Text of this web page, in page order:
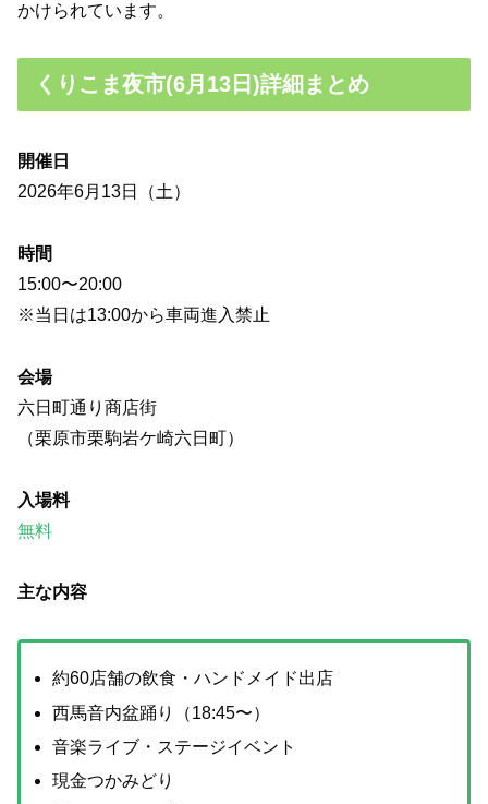
かけられています。
くりこま夜市(6月13日)詳細まとめ
開催日
2026年6月13日（土）
時間
15:00〜20:00
※当日は13:00から車両進入禁止
会場
六日町通り商店街
（栗原市栗駒岩ケ崎六日町）
入場料
無料
主な内容
約60店舗の飲食・ハンドメイド出店
西馬音内盆踊り（18:45〜）
音楽ライブ・ステージイベント
現金つかみどり